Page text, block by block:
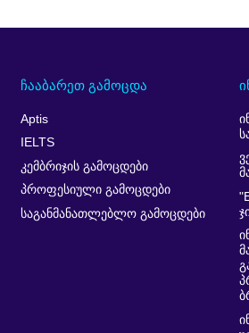
ჩააბარეთ გამოცდა
Aptis
IELTS
კემბრიჯის გამოცდები
პროფესიული გამოცდები
საგანმანათლებლო გამოცდები